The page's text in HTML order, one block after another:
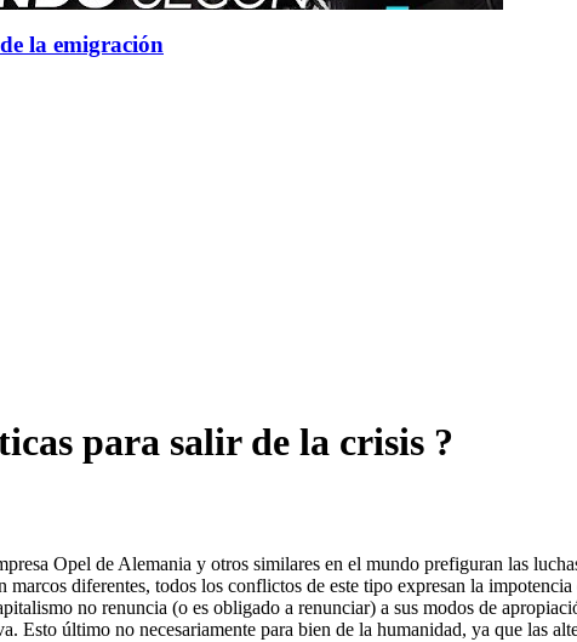
la emigración
para salir de la crisis ?
Opel de Alemania y otros similares en el mundo prefiguran las
marcos diferentes, todos los conflictos de este tipo expresan la
no renuncia (o es obligado a renunciar) a sus modos de
Esto último no necesariamente para bien de la humanidad, ya que las